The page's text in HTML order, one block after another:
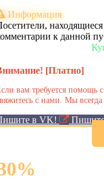
Информация
к данной
Купить
[Платно]
вам требуется помощь
с нами. Мы
в VK!
%